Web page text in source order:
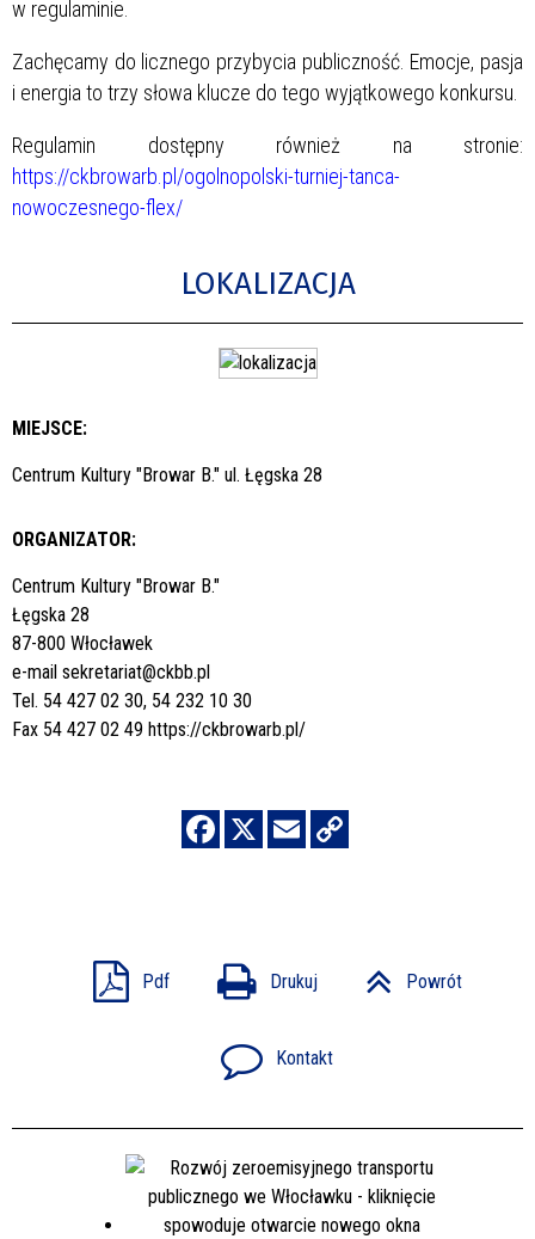
w regulaminie.
Zachęcamy do licznego przybycia publiczność. Emocje, pasja
i energia to trzy słowa klucze do tego wyjątkowego konkursu.
Regulamin dostępny również na stronie:
https://ckbrowarb.pl/ogolnopolski-turniej-tanca-
nowoczesnego-flex/
LOKALIZACJA
MIEJSCE:
Centrum Kultury "Browar B." ul. Łęgska 28
ORGANIZATOR:
Centrum Kultury "Browar B."
Łęgska 28
87-800 Włocławek
e-mail sekretariat@ckbb.pl
Tel. 54 427 02 30, 54 232 10 30
Fax 54 427 02 49 https://ckbrowarb.pl/
Pdf Drukuj Powrót
Kontakt